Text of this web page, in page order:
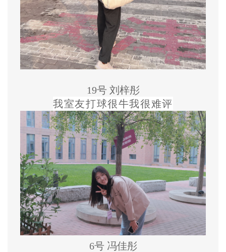
19号 刘梓彤
我室友打球很牛我很难评
6号 冯佳彤